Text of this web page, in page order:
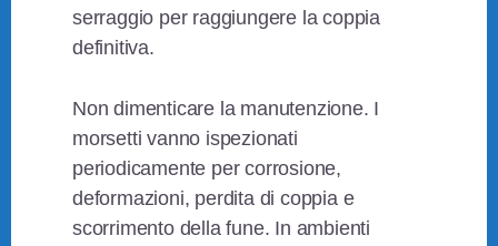
serraggio per raggiungere la coppia
definitiva.
Non dimenticare la manutenzione. I
morsetti vanno ispezionati
periodicamente per corrosione,
deformazioni, perdita di coppia e
scorrimento della fune. In ambienti